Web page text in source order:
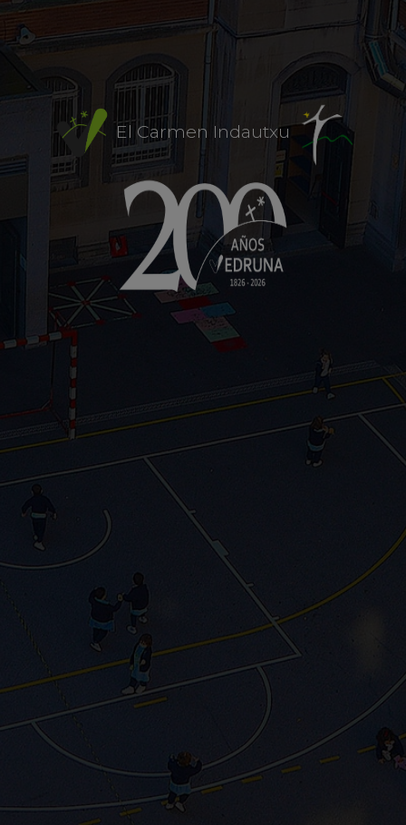
El Carmen Indautxu